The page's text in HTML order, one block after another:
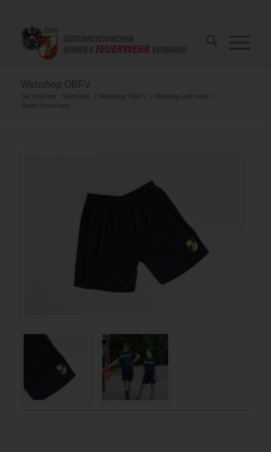
Webshop ÖBFV
Sie sind hier: Startseite / Webshop ÖBFV / Kleidung und mehr
/
Sport-Hose kurz